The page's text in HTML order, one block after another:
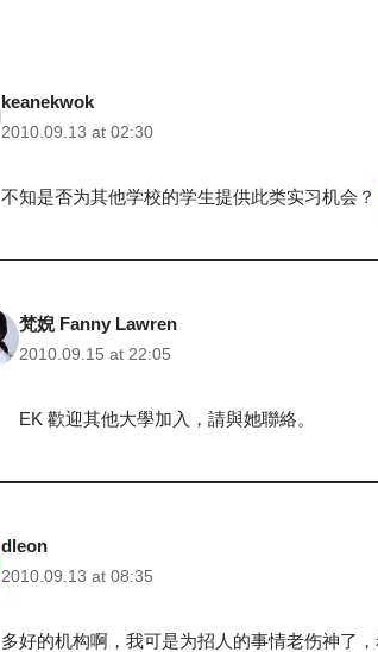
keanekwok
2010.09.13 at 02:30
不知是否为其他学校的学生提供此类实习机会？
梵婗 Fanny Lawren
2010.09.15 at 22:05
EK 歡迎其他大學加入，請與她聯絡。
dleon
2010.09.13 at 08:35
多好的机构啊，我可是为招人的事情老伤神了